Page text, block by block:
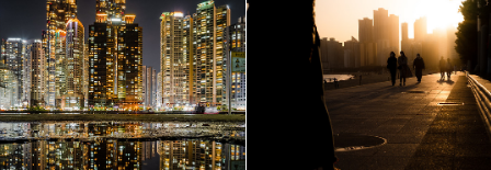
빛으로 쓴 편지
취미분야 크리에이터
여행하고 사진을 찍습니다. 생각을 덧붙입니다.
구독하기 카카오톡 라인 트위터